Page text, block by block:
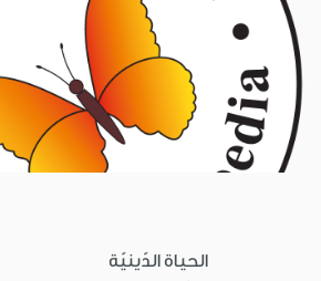
الحياة الدّينيّة